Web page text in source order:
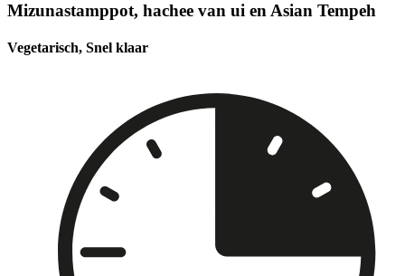
Mizunastamppot, hachee van ui en Asian Tempeh
Vegetarisch, Snel klaar